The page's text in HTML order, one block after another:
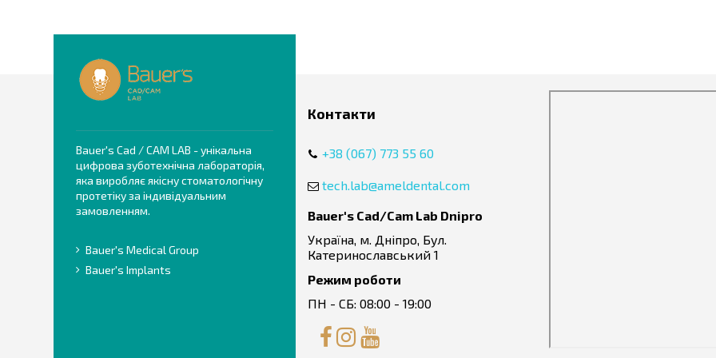
Вартість протезування на імплантатах і інших послуг
Bauer's Cad / CAM LAB - унікальна
цифрова зуботехнічна лабораторія,
яка виробляє якісну стоматологічну
протетіку за індивідуальним
замовленням.
Bauer's Medical Group
Bauer's Implants
Контакти
+38 (067) 773 55 60
tech.lab@ameldental.com
Bauer's Cad/Cam Lab Dnipro
Україна, м. Дніпро, Бул.
Катеринославський 1
Режим роботи
ПН - СБ: 08:00 - 19:00